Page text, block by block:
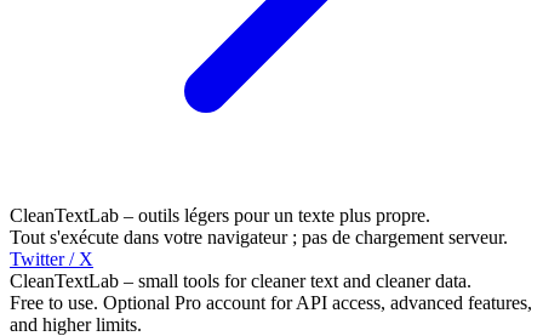
CleanTextLab – outils légers pour un texte plus propre.
Tout s'exécute dans votre navigateur ; pas de chargement serveur.
Twitter / X
CleanTextLab – small tools for cleaner text and cleaner data.
Free to use. Optional Pro account for API access, advanced features,
and higher limits.